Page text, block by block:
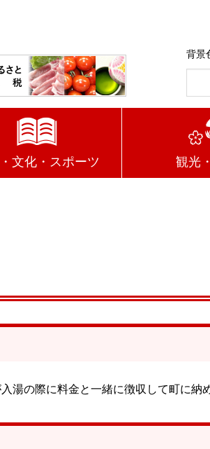
背景
文化・スポーツ 観光
湯の際に料金と一緒に徴収して町に納